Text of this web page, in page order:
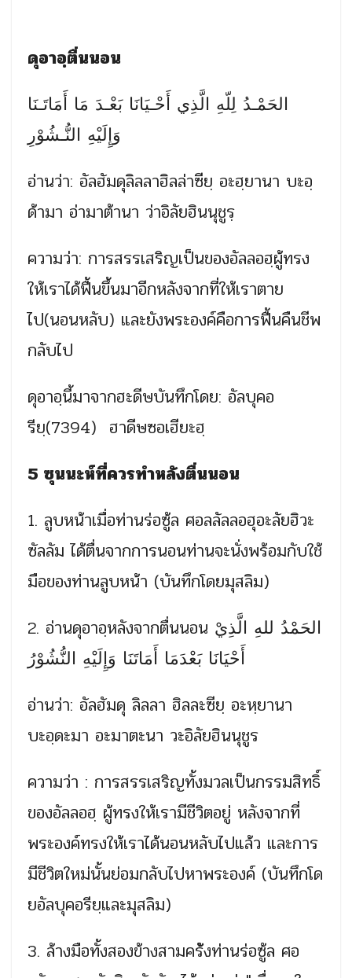
ดุอาอฺตื่นนอน
الحَمْـدُ لِلّهِ الَّذِي أَحْـيَانَا بَعْـدَ مَا أَمَاتَـنَا
وَإِلَيْهِ النُّـشُوْرِ
อ่านว่า: อัลฮัมดุลิลลาฮิลล่าซียฺ อะฮฺยานา บะอฺ
ด้ามา อ่ามาต้านา ว่าอิลัยฮินนุชูรฺ
ความว่า: การสรรเสริญเป็นของอัลลอฮฺผู้ทรง
ให้เราได้ฟื้นขึ้นมาอีกหลังจากที่ให้เราตาย
ไป(นอนหลับ) และยังพระองค์คือการฟื้นคืนชีพ
กลับไป
ดุอาอฺนี้มาจากฮะดีษบันทึกโดย: อัลบุคอ
รียฺ(7394) ฮาดีษซอเฮียะฮฺ
5 ซุนนะห์ที่ควรทำหลังตื่นนอน
1. ลูบหน้าเมื่อท่านร่อซู้ล ศอลลัลลอฮุอะลัยฮิวะ
ซัลลัม ได้ตื่นจากการนอนท่านจะนั่งพร้อมกับใช้
มือของท่านลูบหน้า (บันทึกโดยมุสลิม)
2. อ่านดุอาอฺหลังจากตื่นนอน
أَحْيَانَا بَعْدَمَا أَمَاتَنَا وَإِلَيْهِ النُّشُوْرُ
อ่านว่า: อัลฮัมดุ ลิลลา ฮิลละซียฺ อะหฺยานา
บะอฺดะมา อะมาตะนา วะอิลัยฮินนุชูร
ความว่า : การสรรเสริญทั้งมวลเป็นกรรมสิทธิ์
ของอัลลอฮฺ ผู้ทรงให้เรามีชีวิตอยู่ หลังจากที่
พระองค์ทรงให้เราได้นอนหลับไปแล้ว และการ
มีชีวิตใหม่นั้นย่อมกลับไปหาพระองค์ (บันทึกโด
ยอัลบุคอรียฺและมุสลิม)
3. ล้างมือทั้งสองข้างสามครั้งท่านร่อซู้ล ศอ